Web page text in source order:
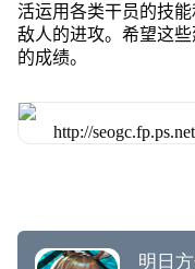
活运用各类干员的技
敌人的进攻。希望这
的成绩。